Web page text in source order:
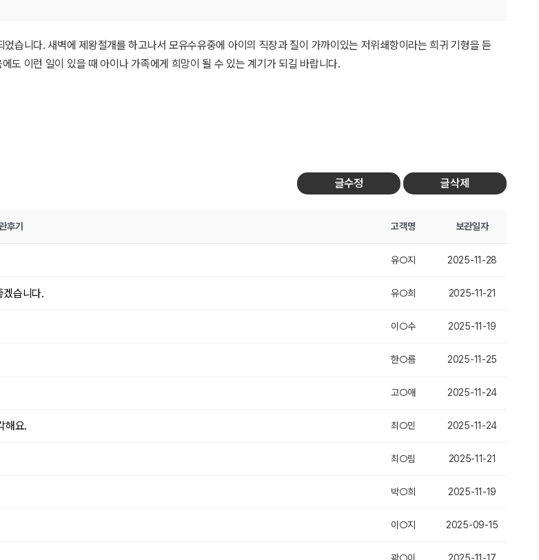
습니다. 새벽에 제왕절개를 하고나서 모유수유중에 아이의 직장과 질이 가까이있는 저위쇄항이라는 희귀 기형을 듣
도 이런 일이 있을 때 아이나 가족에게 희망이 될 수 있는 계기가 되길 바랍니다.
글수정 글삭제
후기 고객명 보관일자
유○지 2025-11-28
겠습니다. 유○희 2025-11-21
이○수 2025-11-19
한○름 2025-11-25
고○애 2025-11-24
해요. 최○민 2025-11-24
최○림 2025-11-21
박○희 2025-11-19
이○지 2025-09-15